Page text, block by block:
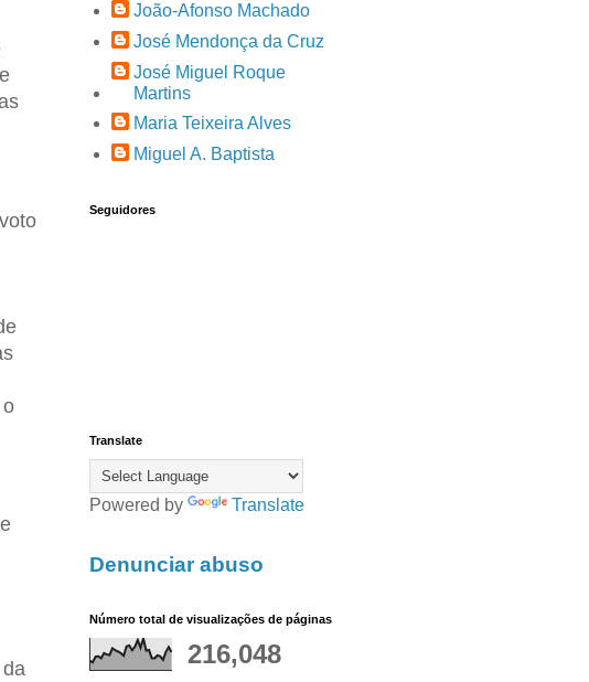
João-Afonso Machado
José Mendonça da Cruz
José Miguel Roque
Martins
Maria Teixeira Alves
Miguel A. Baptista
Seguidores
Translate
Powered by Translate
Denunciar abuso
Número total de visualizações de páginas
216,048